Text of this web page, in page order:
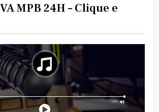
MPB 24H – Clique e